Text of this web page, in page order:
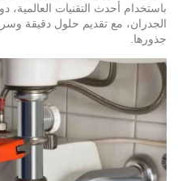
باستخدام أحدث التقنيات
الجدران، مع تقديم حلول دقيقة
جذورها.